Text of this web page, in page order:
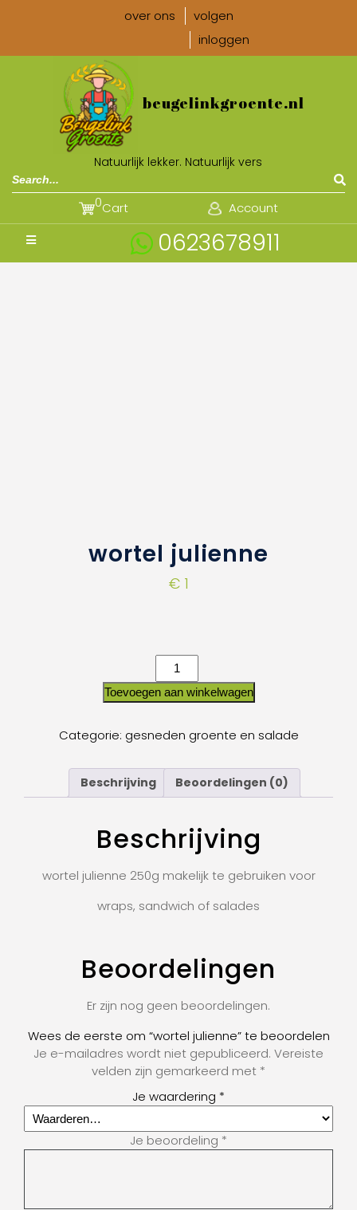
over ons
volgen
inloggen
beugelinkgroente.nl
Natuurlijk lekker. Natuurlijk vers
Cart
0 Account
0623678911
wortel julienne
€1
Toevoegen aan winkelwagen
Categorie: gesneden groente en salade
Beschrijving Beoordelingen (0)
Beschrijving
wortel julienne 250g makelijk te gebruiken voor
wraps, sandwich of salades
Beoordelingen
Er zijn nog geen beoordelingen.
Wees de eerste om “wortel julienne” te beoordelen
Je e-mailadres wordt niet gepubliceerd. Vereiste
velden zijn gemarkeerd met *
Je waardering *
Je beoordeling *